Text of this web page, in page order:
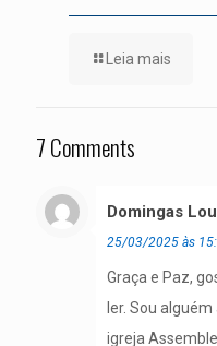
Leia mais
7 Comments
Domingas
25/03/2025 às
Graça e Paz,
ler. Sou
igreja